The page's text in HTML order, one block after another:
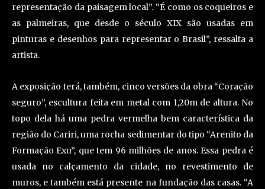
representação da paisagem local”. “É como os coqueiros e
as palmeiras, que desde o século XIX são usadas em
pinturas e desenhos para representar o Brasil”, ressalta a
artista.
A exposição terá, também, cinco versões da obra “Coração
seguro”, escultura feita em metal com 1,20m de altura. No
topo dela há uma pedra vermelha bem característica da
região do Cariri, uma rocha sedimentar do tipo “Arenito da
Formação Exu”, que tem 96 milhões de anos. Essa pedra é
usada no calçamento da cidade, no revestimento de
muros, e também está presente na fundação das casas. “A